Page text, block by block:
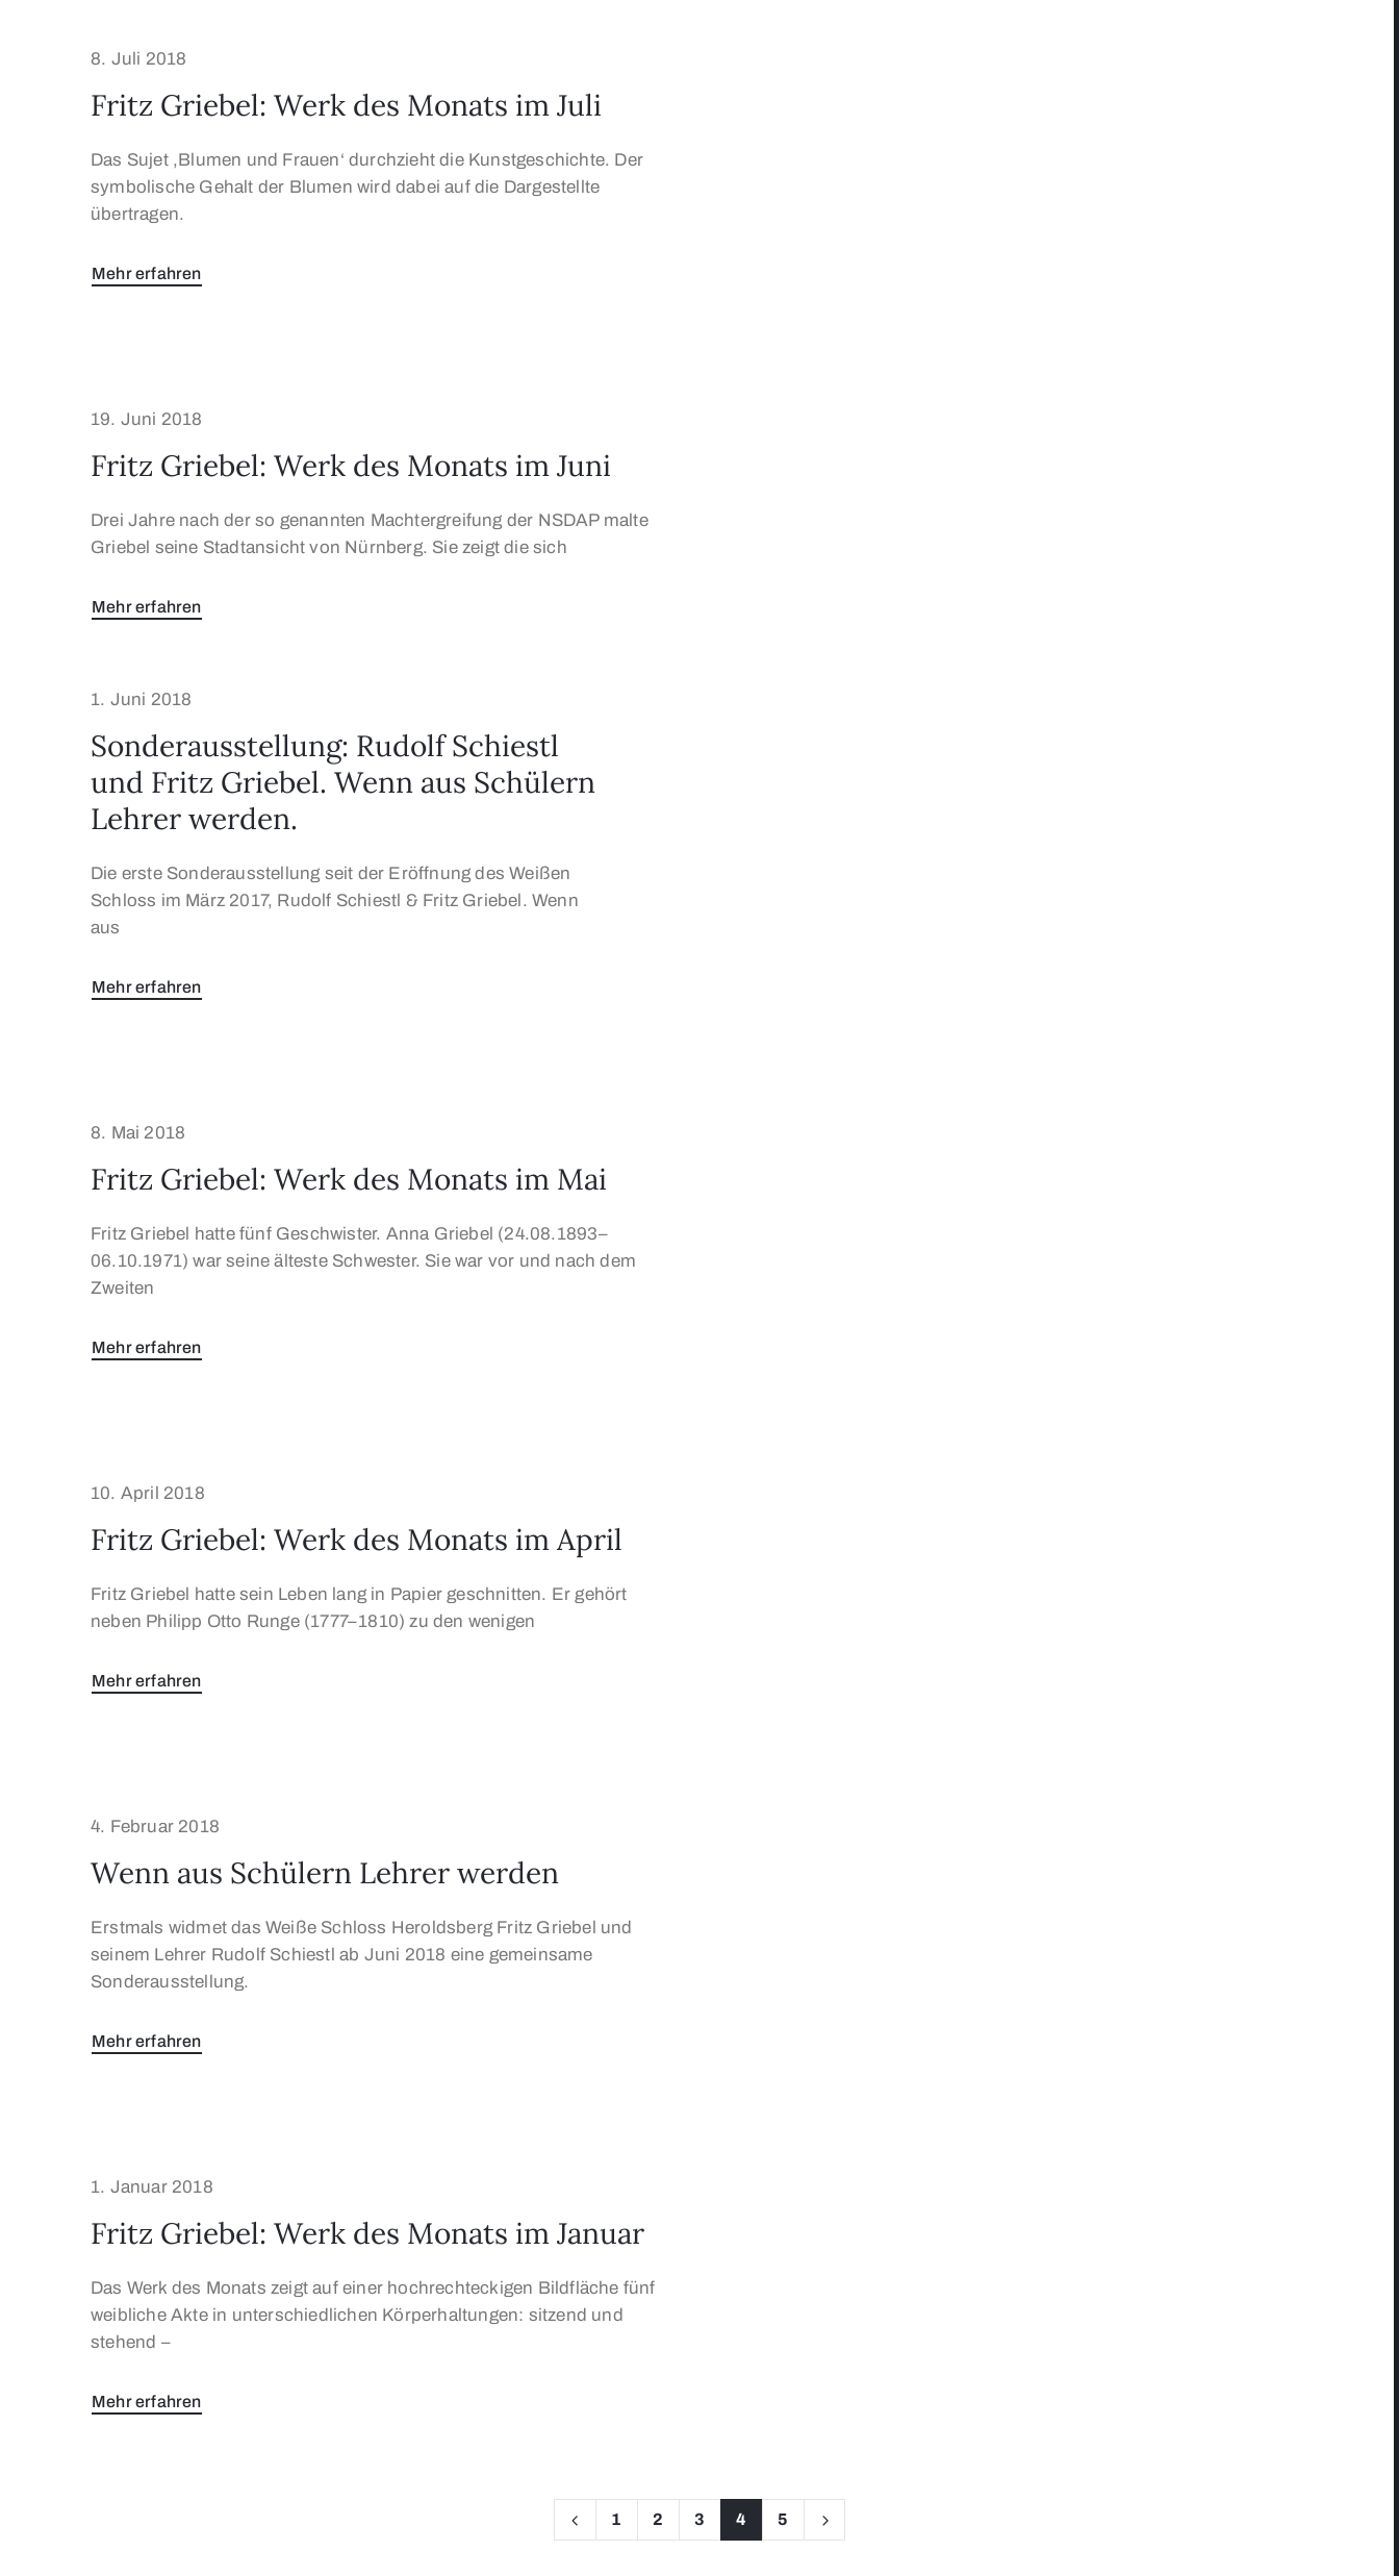
8. Juli 2018
Fritz Griebel: Werk des Monats im Juli
Das Sujet ,Blumen und Frauen‘ durchzieht die Kunstgeschichte. Der
symbolische Gehalt der Blumen wird dabei auf die Dargestellte
übertragen.
Mehr erfahren
19. Juni 2018
Fritz Griebel: Werk des Monats im Juni
Drei Jahre nach der so genannten Machtergreifung der NSDAP malte
Griebel seine Stadtansicht von Nürnberg. Sie zeigt die sich
Mehr erfahren
1. Juni 2018
Sonderausstellung: Rudolf Schiestl
und Fritz Griebel. Wenn aus Schülern
Lehrer werden.
Die erste Sonderausstellung seit der Eröffnung des Weißen
Schloss im März 2017, Rudolf Schiestl & Fritz Griebel. Wenn
aus
Mehr erfahren
8. Mai 2018
Fritz Griebel: Werk des Monats im Mai
Fritz Griebel hatte fünf Geschwister. Anna Griebel (24.08.1893–
06.10.1971) war seine älteste Schwester. Sie war vor und nach dem
Zweiten
Mehr erfahren
10. April 2018
Fritz Griebel: Werk des Monats im April
Fritz Griebel hatte sein Leben lang in Papier geschnitten. Er gehört
neben Philipp Otto Runge (1777–1810) zu den wenigen
Mehr erfahren
4. Februar 2018
Wenn aus Schülern Lehrer werden
Erstmals widmet das Weiße Schloss Heroldsberg Fritz Griebel und
seinem Lehrer Rudolf Schiestl ab Juni 2018 eine gemeinsame
Sonderausstellung.
Mehr erfahren
1. Januar 2018
Fritz Griebel: Werk des Monats im Januar
Das Werk des Monats zeigt auf einer hochrechteckigen Bildfläche fünf
weibliche Akte in unterschiedlichen Körperhaltungen: sitzend und
stehend –
Mehr erfahren
1 2 3 4 5